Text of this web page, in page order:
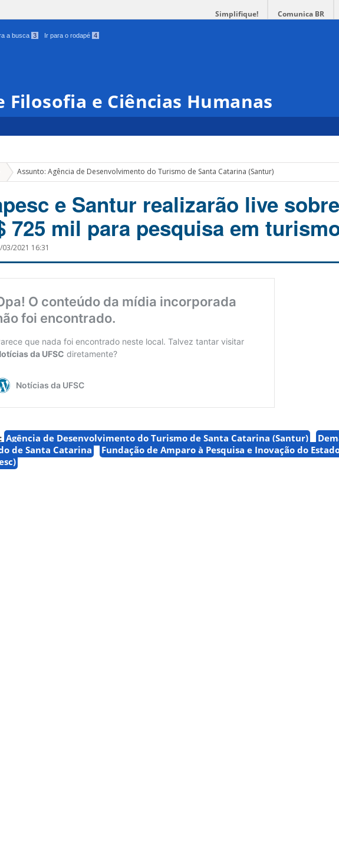
Simplifique! Comunica BR
a busca 3 Ir para o rodapé 4
Filosofia e Ciências Humanas
Assunto: Agência de Desenvolvimento do Turismo de Santa Catarina (Santur)
e Santur realizarão live
725 mil para pesquisa em
03/2021 16:31
Agência de Desenvolvimento do Turismo de Santa Catarina (Santur)
de Santa Catarina
Fundação de Amparo à Pesquisa e Inovação do